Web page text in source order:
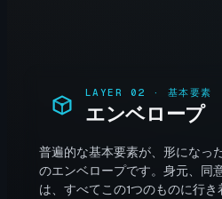
LAYER 02 · 基本要素
エンベロープ
普遍的な基本要素が、形になっ
のエンベロープです。身元、同
は、すべてこの1つのものに行